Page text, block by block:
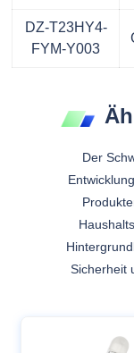
DZ-T23HY4-
FYM-Y003
Der
Sicherheit